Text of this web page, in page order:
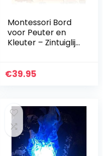
Montessori Bord
voor Peuter en
Kleuter – Zintuiglijk
vanaf 3 jaar –
€39.95